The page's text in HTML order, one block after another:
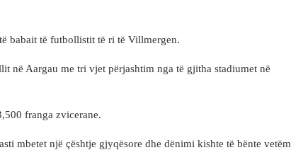
babait të futbollistit të ri të Villmergen.
në Aargau me tri vjet përjashtim nga të gjitha stadiumet në
franga zvicerane.
mbetet një çështje gjyqësore dhe dënimi kishte të bënte vetëm